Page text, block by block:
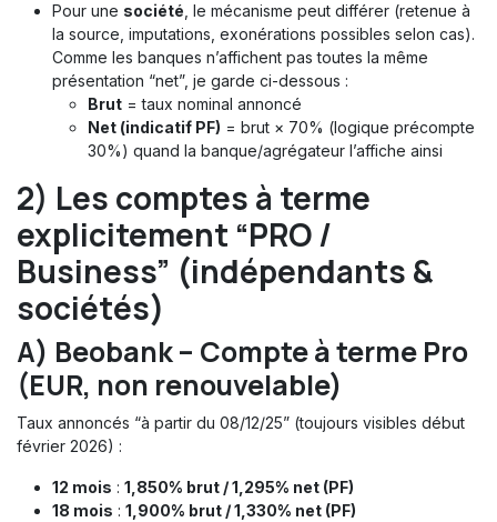
Pour une société, le mécanisme peut différer (retenue à
la source, imputations, exonérations possibles selon cas).
Comme les banques n’affichent pas toutes la même
présentation “net”, je garde ci-dessous :
Brut = taux nominal annoncé
Net (indicatif PF) = brut × 70% (logique précompte
30%) quand la banque/agrégateur l’affiche ainsi
2) Les comptes à terme
explicitement “PRO /
Business” (indépendants &
sociétés)
A) Beobank – Compte à terme Pro
(EUR, non renouvelable)
Taux annoncés “à partir du 08/12/25” (toujours visibles début
février 2026) :
12 mois : 1,850% brut / 1,295% net (PF)
18 mois : 1,900% brut / 1,330% net (PF)